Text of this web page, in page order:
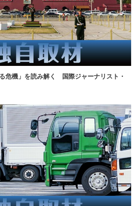
危機」を読み解く 国際ジャーナリスト・